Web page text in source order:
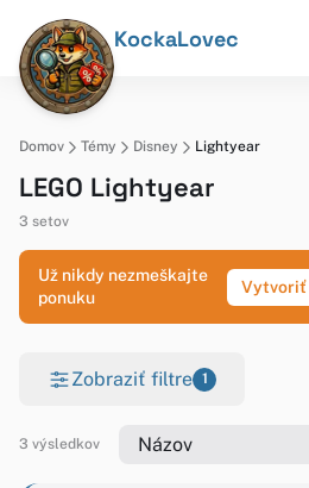
KockaLovec
Domov Témy Disney Lightyear
LEGO Lightyear
3 setov
Už nikdy nezmeškajte
ponuku
Vytvoriť
Zobraziť filtre 1
3 výsledkov